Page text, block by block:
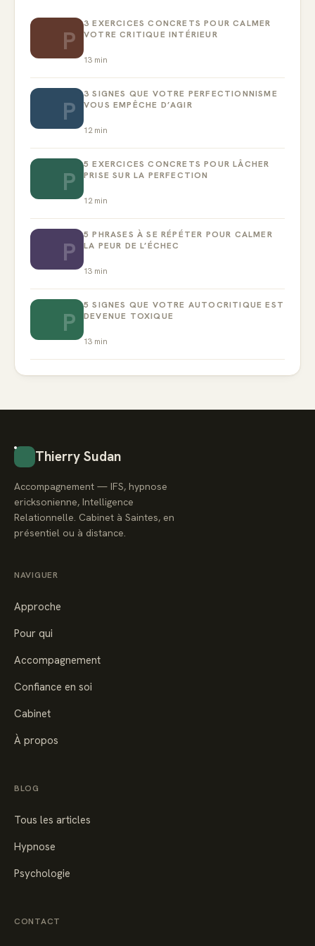
P
3 EXERCICES CONCRETS POUR CALMER
VOTRE CRITIQUE INTÉRIEUR
13 min
P
3 SIGNES QUE VOTRE PERFECTIONNISME
VOUS EMPÊCHE D’AGIR
12min
P
5 EXERCICES CONCRETS POUR LÂCHER
PRISE SUR LA PERFECTION
12min
P
5 PHRASES À SE RÉPÉTER POUR CALMER
LA PEUR DE L’ÉCHEC
13 min
P
5 SIGNES QUE VOTRE AUTOCRITIQUE EST
DEVENUE TOXIQUE
13 min
Thierry Sudan
Accompagnement — IFS, hypnose
ericksonienne, Intelligence
Relationnelle. Cabinet à Saintes, en
présentiel ou à distance.
NAVIGUER
Approche
Pour qui
Accompagnement
Confiance en soi
Cabinet
À propos
BLOG
Tous les articles
Hypnose
Psychologie
CONTACT